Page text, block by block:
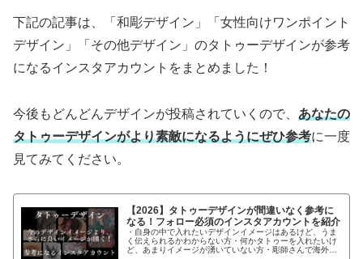
下記の記事は、「和彫デザイン」「女性向けワンポイント
デザイン」「その他デザイン」のタトゥーデザインが参考
になるインスタアカウントをまとめました！
今後もどんどんデザインが投稿されていくので、 あなたの
タトゥーデザインがより素敵になるようにぜひ参考に一度
見てみてください。
【2026】タトゥーデザインが間違いなく参考に
なる！フォロー必須のインスタアカウントを紹介
・自身の中で入れたいデザインイメージはあるけど、うま
く伝えられるかわからない方・何かタトゥーを入れたいけ
ど、あまりイメージが湧いていない方・彫師さんで海外の